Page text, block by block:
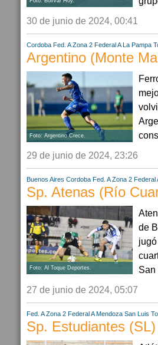
30 de junio de 2024, 00:41
Cordoba Fed. A Zona 2 Federal A La Pampa
Argentino (Monte
Foto: Argentino Crece.
29 de junio de 2024, 23:26
Buenos Aires Cordoba Fed. A Zona 2 Federal
Sp. Atenas (Río
Foto: Al Toque Deportes.
de
San
27 de junio de 2024, 05:07
Fed. A Zona 2 Federal A Mendoza San Luis
Sp. Estudiantes